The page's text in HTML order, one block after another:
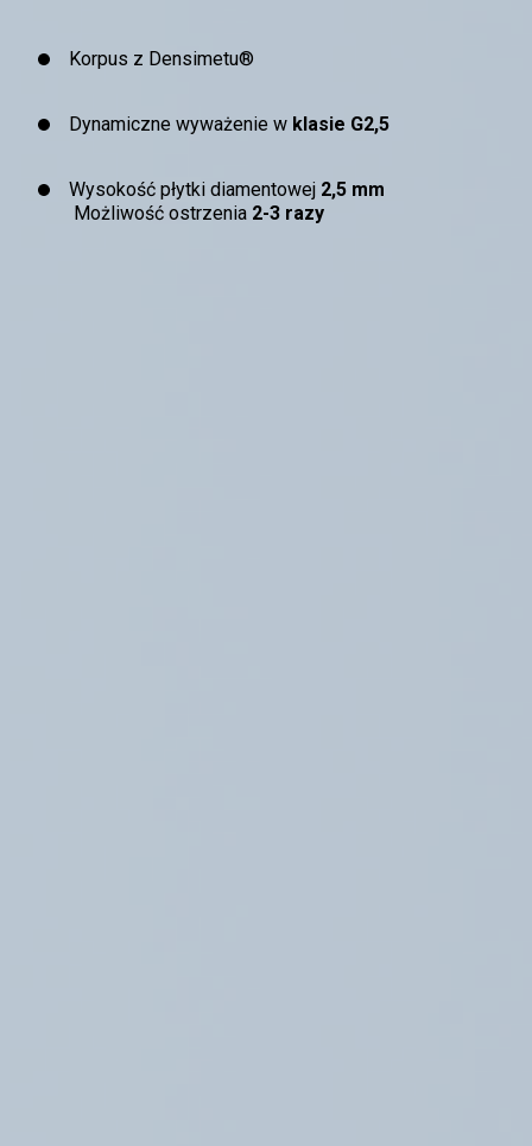
Korpus z Densimetu®
Dynamiczne wyważenie w klasie G2,5
Wysokość płytki diamentowej 2,5 mm
Możliwość ostrzenia 2-3 razy